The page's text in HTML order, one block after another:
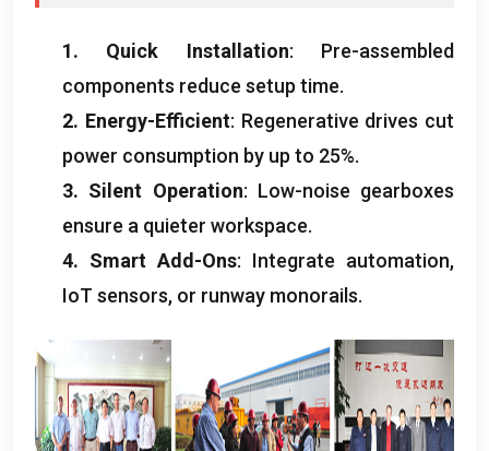
1. Quick Installation: Pre-assembled
components reduce setup time.
2. Energy-Efficient: Regenerative drives cut
power consumption by up to 25%.
3. Silent Operation: Low-noise gearboxes
ensure a quieter workspace.
4. Smart Add-Ons: Integrate automation,
IoT sensors, or runway monorails.